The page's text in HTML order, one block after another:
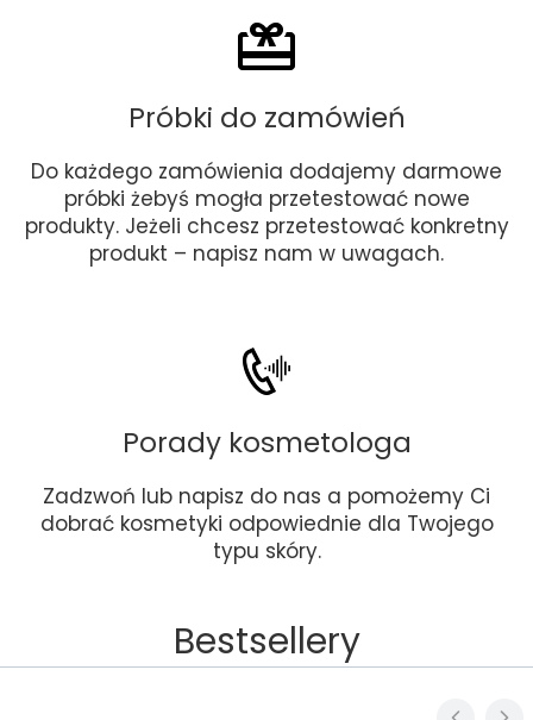
Próbki do zamówień
Do każdego zamówienia dodajemy darmowe
próbki żebyś mogła przetestować nowe
produkty. Jeżeli chcesz przetestować konkretny
produkt – napisz nam w uwagach.
Porady kosmetologa
Zadzwoń lub napisz do nas a pomożemy Ci
dobrać kosmetyki odpowiednie dla Twojego
typu skóry.
Bestsellery